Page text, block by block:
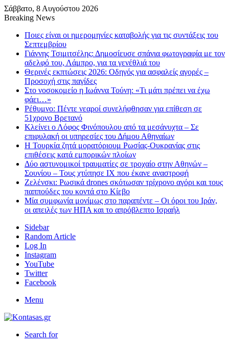
Σάββατο, 8 Αυγούστου 2026
Breaking News
Ποιες είναι οι ημερομηνίες καταβολής για τις συντάξεις του
Σεπτεμβρίου
Γιάννης Τσιμιτσέλης: Δημοσίευσε σπάνια φωτογραφία με τον
αδελφό του, Λάμπρο, για τα γενέθλιά του
Θερινές εκπτώσεις 2026: Οδηγός για ασφαλείς αγορές –
Προσοχή στις παγίδες
Στο νοσοκομείο η Ιωάννα Τούνη: «Τι μάτι πρέπει να έχω
φάει…»
Ρέθυμνο: Πέντε νεαροί συνελήφθησαν για επίθεση σε
51χρονο Βρετανό
Κλείνει ο Λόφος Φινόπουλου από τα μεσάνυχτα – Σε
επιφυλακή οι υπηρεσίες του Δήμου Αθηναίων
Η Τουρκία ζητά μορατόριουμ Ρωσίας-Ουκρανίας στις
επιθέσεις κατά εμπορικών πλοίων
Δύο αστυνομικοί τραυματίες σε τροχαίο στην Αθηνών –
Σουνίου – Τους χτύπησε ΙΧ που έκανε αναστροφή
Ζελένσκι: Ρωσικά drones σκότωσαν τρίχρονο αγόρι και τους
παππούδες του κοντά στο Κίεβο
Μία συμφωνία μονίμως στο παραπέντε – Οι όροι του Ιράν,
οι απειλές των ΗΠΑ και το απρόβλεπτο Ισραήλ
Sidebar
Random Article
Log In
Instagram
YouTube
Twitter
Facebook
Menu
Search for